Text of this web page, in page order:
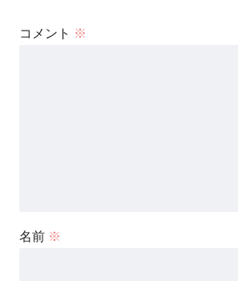
コメント ※
名前 ※